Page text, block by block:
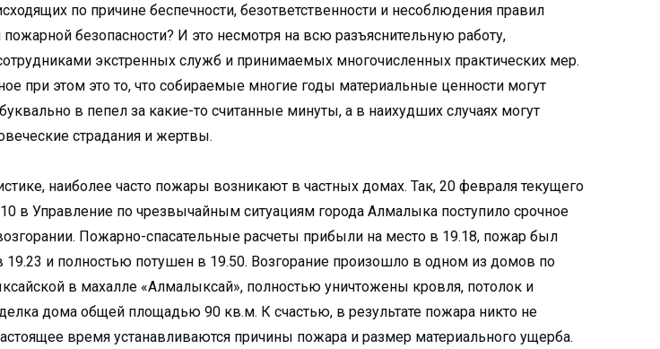
по причине беспечности, безответственности и несоблюдения правил
безопасности? И это несмотря на всю разъяснительную работу,
экстренных служб и принимаемых многочисленных практических мер.
при этом это то, что собираемые многие годы материальные ценности могут
в пепел за какие-то считанные минуты, а в наихудших случаях могут
страдания и жертвы.
наиболее часто пожары возникают в частных домах. Так, 20 февраля текущего
в Управление по чрезвычайным ситуациям города Алмалыка поступило срочное
Пожарно-спасательные расчеты прибыли на место в 19.18, пожар был
19.23 и полностью потушен в 19.50. Возгорание произошло в одном из домов по
в махалле «Алмалыксай», полностью уничтожены кровля, потолок и
дома общей площадью 90 кв.м. К счастью, в результате пожара никто не
время устанавливаются причины пожара и размер материального ущерба.